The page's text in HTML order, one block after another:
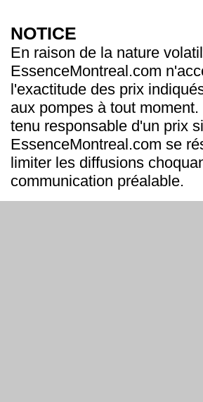
NOTICE
En raison de la nature
EssenceMontreal.com
l'exactitude des prix
aux pompes à tout
tenu responsable d'un prix
EssenceMontreal.com se
limiter les diffusions
communication préalable.